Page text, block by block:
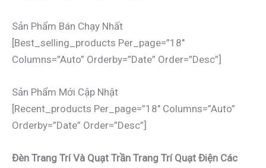
Sản Phẩm Bán Chạy Nhất
[best_selling_products Per_page=”18″
Columns=”auto” Orderby=”date” Order=”desc”]
Sản Phẩm Mới Cập Nhật
[recent_products Per_page=”18″ Columns=”auto”
Orderby=”date” Order=”desc”]
Đèn Trang Trí Và Quạt Trần Trang Trí Quạt Điện Các